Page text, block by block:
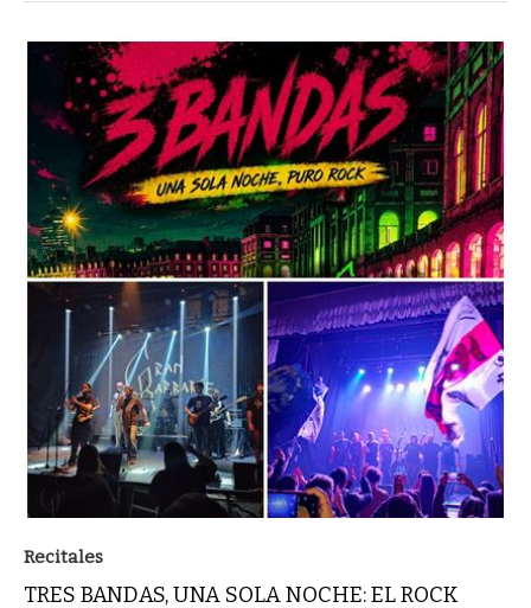
Recitales
TRES BANDAS, UNA SOLA NOCHE: EL ROCK